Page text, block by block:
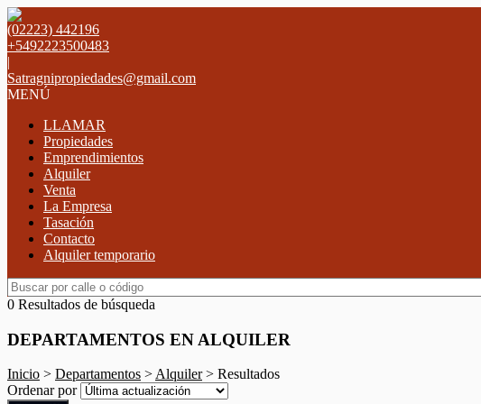
(02223) 442196
+5492223500483
|
Satragnipropiedades@gmail.com
MENÚ
LLAMAR
Propiedades
Emprendimientos
Alquiler
Venta
La Empresa
Tasación
Contacto
Alquiler temporario
0 Resultados de búsqueda
DEPARTAMENTOS EN ALQUILER
Inicio > Departamentos >Alquiler> Resultados
Ordenar por